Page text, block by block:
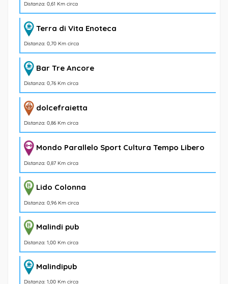
Distanza: 0,61 Km circa
Terra di Vita Enoteca
Distanza: 0,70 Km circa
Bar Tre Ancore
Distanza: 0,76 Km circa
dolcefraietta
Distanza: 0,86 Km circa
Mondo Parallelo Sport Cultura Tempo Libero
Distanza: 0,87 Km circa
Lido Colonna
Distanza: 0,96 Km circa
Malindi pub
Distanza: 1,00 Km circa
Malindipub
Distanza: 1,00 Km circa